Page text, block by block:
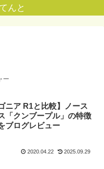
んと
ー
ニア R1と比較】ノース
「クンブープル」の特徴
ブログレビュー
2020.04.22 2025.09.29